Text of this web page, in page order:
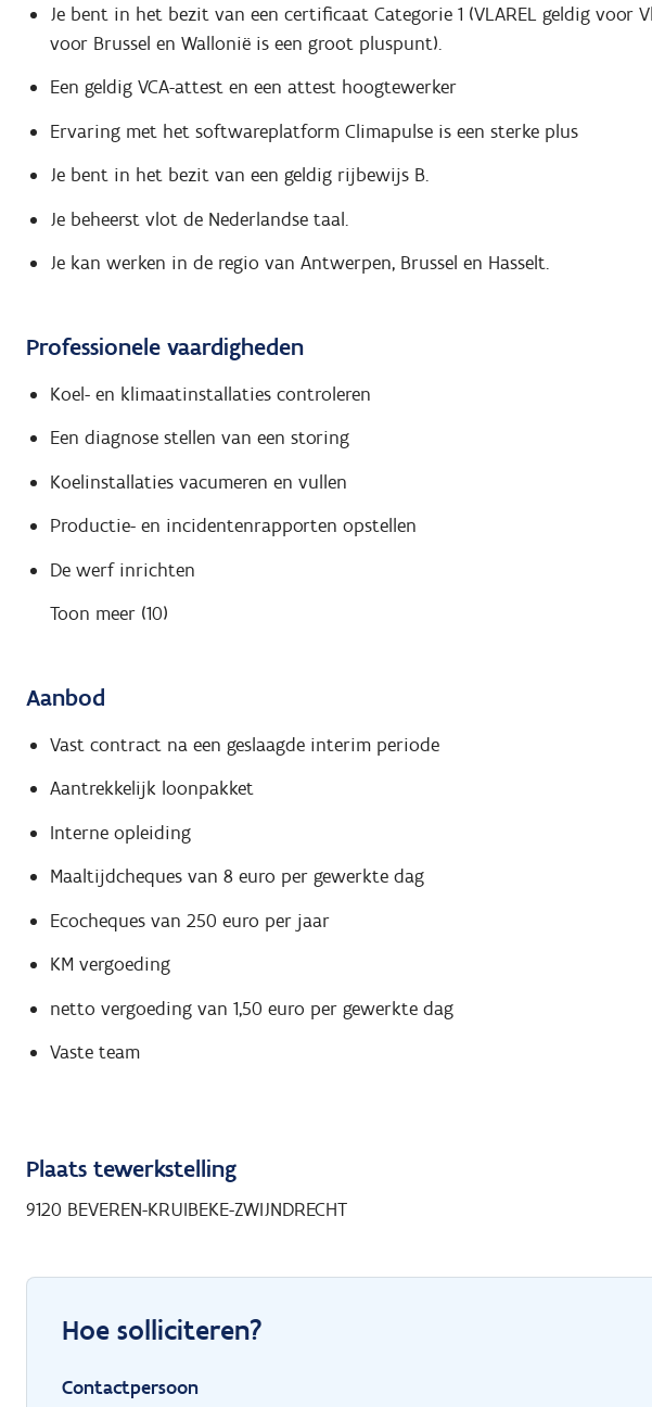
Je bent in het bezit van een certificaat Categorie 1 (VLAREL geldig voor
voor Brussel en Wallonië is een groot pluspunt).
Een geldig VCA-attest en een attest hoogtewerker
Ervaring met het softwareplatform Climapulse is een sterke plus
Je bent in het bezit van een geldig rijbewijs B.
Je beheerst vlot de Nederlandse taal.
Je kan werken in de regio van Antwerpen, Brussel en Hasselt.
Professionele vaardigheden
Koel- en klimaatinstallaties controleren
Een diagnose stellen van een storing
Koelinstallaties vacumeren en vullen
Productie- en incidentenrapporten opstellen
De werf inrichten
Toon meer (10)
Aanbod
Vast contract na een geslaagde interim periode
Aantrekkelijk loonpakket
Interne opleiding
Maaltijdcheques van 8 euro per gewerkte dag
Ecocheques van 250 euro per jaar
KM vergoeding
netto vergoeding van 1,50 euro per gewerkte dag
Vaste team
Plaats tewerkstelling
9120 BEVEREN-KRUIBEKE-ZWIJNDRECHT
Hoe solliciteren?
Contactpersoon